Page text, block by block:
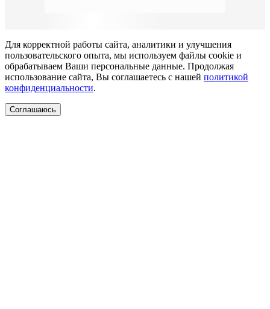
Для корректной работы сайта, аналитики и улучшения
пользовательского опыта, мы используем файлы cookie и
обрабатываем Ваши персональные данные. Продолжая
использование сайта, Вы соглашаетесь с нашей политикой
конфиденциальности.
Соглашаюсь